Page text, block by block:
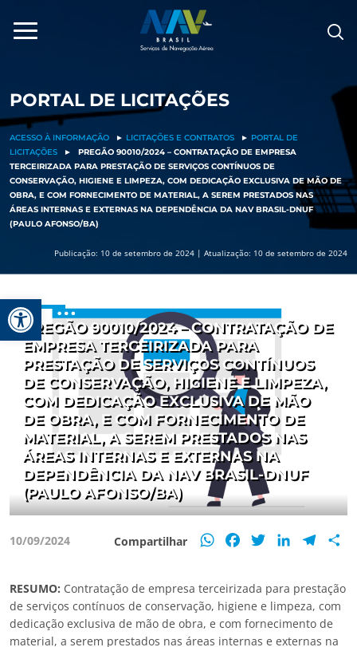
Barra de Ferramentas Aberta
para
PORTAL DE LICITAÇÕES
ACESSO À INFORMAÇÃO ► LICITAÇÕES E CONTRATOS ► PORTAL DE
LICITAÇÕES
►
PREGÃO 90010/2024 – CONTRATAÇÃO DE EMPRESA
TERCEIRIZADA PARA PRESTAÇÃO DE SERVIÇOS CONTÍNUOS DE
CONSERVAÇÃO, HIGIENE E LIMPEZA, COM DEDICAÇÃO EXCLUSIVA DE MÃO DE
OBRA, E COM FORNECIMENTO DE MATERIAL, A SEREM PRESTADOS NAS
ÁREAS INTERNAS E EXTERNAS NA DEPENDÊNCIA DA NAV BRASIL-DNUF
(PAULO AFONSO/BA)
Publicação: 10 de setembro de 2024 | Atualização: 10 de setembro de 2024
PREGÃO 90010/2024 – CONTRATAÇÃO DE
EMPRESA TERCEIRIZADA PARA
PRESTAÇÃO DE SERVIÇOS CONTÍNUOS
DE CONSERVAÇÃO, HIGIENE E LIMPEZA,
COM DEDICAÇÃO EXCLUSIVA DE MÃO
DE OBRA, E COM FORNECIMENTO DE
MATERIAL, A SEREM PRESTADOS NAS
ÁREAS INTERNAS E EXTERNAS NA
DEPENDÊNCIA DA NAV BRASIL-DNUF
(PAULO AFONSO/BA)
10/09/2024 Compartilhar WhatsApp
FacebookTwitterLinkedIn
RESUMO: Contratação de empresa terceirizada para prestação
de serviços contínuos de conservação, higiene e limpeza, com
dedicação exclusiva de mão de obra, e com fornecimento de
material, a serem prestados nas áreas internas e externas na